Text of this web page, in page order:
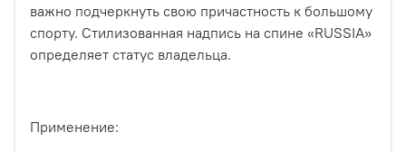
важно подчеркнуть свою причастность к большому
спорту. Стилизованная надпись на спине «RUSSIA»
определяет статус владельца.
Применение: